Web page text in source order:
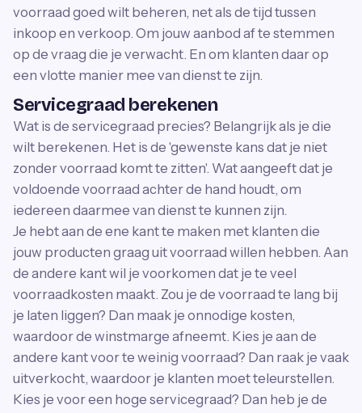
voorraad goed wilt beheren, net als de tijd tussen
inkoop en verkoop. Om jouw aanbod af te stemmen
op de vraag die je verwacht. En om klanten daar op
een vlotte manier mee van dienst te zijn.
Servicegraad berekenen
Wat is de servicegraad precies? Belangrijk als je die
wilt berekenen. Het is de 'gewenste kans dat je niet
zonder voorraad komt te zitten'. Wat aangeeft dat je
voldoende voorraad achter de hand houdt, om
iedereen daarmee van dienst te kunnen zijn.
Je hebt aan de ene kant te maken met klanten die
jouw producten graag uit voorraad willen hebben. Aan
de andere kant wil je voorkomen dat je te veel
voorraadkosten maakt. Zou je de voorraad te lang bij
je laten liggen? Dan maak je onnodige kosten,
waardoor de winstmarge afneemt. Kies je aan de
andere kant voor te weinig voorraad? Dan raak je vaak
uitverkocht, waardoor je klanten moet teleurstellen.
Kies je voor een hoge servicegraad? Dan heb je de